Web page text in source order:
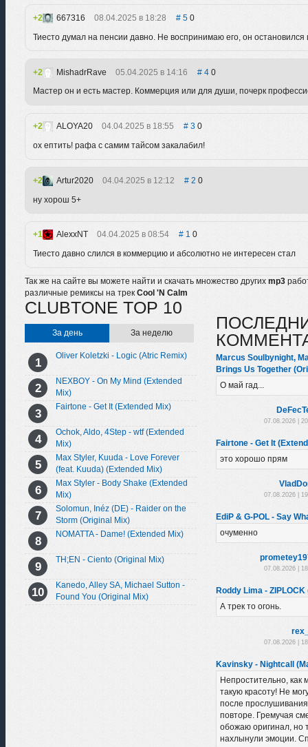
2 667316 08.04.2025 в 18:28 50
Тиесто думал на пенсии давно. Не воспринимаю его, он
2 MishadrRave 05.04.2025 в 14:16 40
Мастер он и есть мастер. Коммерция или для души, почерк
2 ALOYA20 04.04.2025 в 18:55 30
ох ептить! рафа с самим тайсом закалабил!
2 Artur2020 04.04.2025 в 12:12 2 0
ну хорош 5+
1 AlexxNT 04.04.2025 в 08:54 10
Тиесто давно слился в коммерцию и абсолютно не интересен стал
Так же на сайте вы можете найти и скачать множество других mp3
различные ремиксы на трек Cool 'N Calm
CLUBTONE TOP 10
За день За неделю
Oliver Koletzki - Logic (Atric Remix)
NEXBOY - On My Mind (Extended
Mix)
Fairtone - Get It (Extended Mix)
Ochok, Aldo, 4Step - wtf (Extended
Mix)
Max Styler, Kuuda - Love Forever
(feat. Kuuda) (Extended Mix)
Max Styler - Body Shake (Extended
Mix)
Solomun, Inéz (DE) - Raider on the
Storm (Original Mix)
NOMATTA - Dame! (Extended Mix)
TH;EN - Ciento (Original Mix)
Kanedo, Alley SA, Michael Sutton -
Found You (Original Mix)
Marcus Soulbynight,
Brings Us Together
О май гад...
07.08.2026 |
Fairtone - Get It
это хорошо прям
07.08.2026 |
EdiP & G-POL - Say
очуменно
07.08.2026 |
Roddy Lima -
А трек то огонь.
07.08.2026 |
Kavinsky - Nightcall
Непростительно, как
такую красоту! Не
после
повторе. Гремучая
обожаю оригинал, но
нахлынули эмоции.